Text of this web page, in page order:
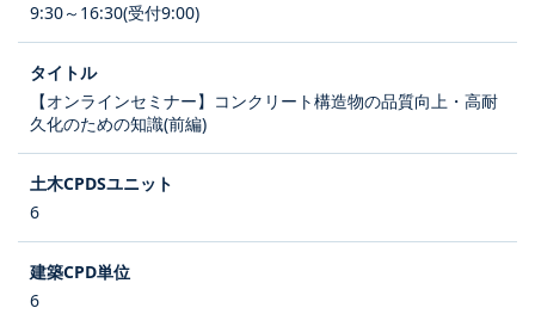
9:30～16:30(受付9:00)
【オンラインセミナー】コンクリート構造物の品質向上・高耐
久化のための知識(前編)
6
6